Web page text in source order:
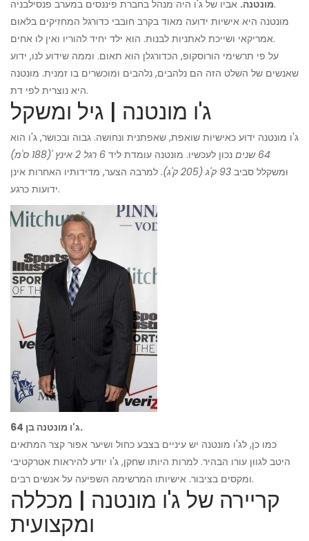
מונטנה.אביו של ג'ו היה מנהל בחברת פיננסים במערב פנסילבניה.
מונטנה היא אישיות ידועה מאוד בקרב חובבי כדורגל המחזיקים בלאום
אמריקאי ושייכת לאתניות לבנות. הוא ילד יחיד להוריו ואין לו אחים.
על פי תרשימי הורוסקופ, הכדורגלן הוא תאום. וממה שידוע לנו, ידוע
שאנשים של השלט הזה הם נלהבים, נלהבים ומוכשרים בו זמנית. מונטנה
היא נוצרית לפי דת.
ג'ו מונטנה | גיל ומשקל
ג'ו מונטנה ידוע כאישיות שואפת, שאפתנית ונחושה. גבוה ובכושר, ג'ו הוא
64 שנים נכון לעכשיו. מונטנה עומדת ליד 6 רגל 2 אינץ '(188 ס'מ)
ומשקלל סביב 93 ק'ג (205 ק'ג).
למרבה הצער, מדידותיו האחרות אינן
ידועות כרגע.
ג'ו מונטנה בן 64.
כמו כן, לג'ו מונטנה יש עיניים בצבע כחול ושיער אפור קצר המתאים
היטב לגוון עורו הבהיר. למרות היותו שחקן, ג'ו יודע להיראות אטרקטיבי
ומקסים בציבור. אישיותו המרשימה השפיעה על אנשים רבים.
קריירה של ג'ו מונטנה | מכללה
ומקצועית